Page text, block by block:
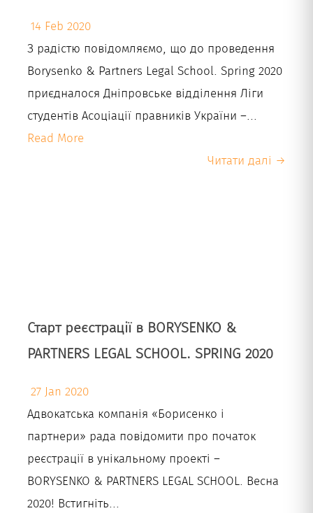
14 Feb 2020
З радістю повідомляємо, що до проведення
Borysenko & Partners Legal School. Spring 2020
приєдналося Дніпровське відділення Ліги
студентів Асоціації правників України –...
Read More
Читати далі →
Старт реєстрації в BORYSENKO &
PARTNERS LEGAL SCHOOL. SPRING 2020
27 Jan 2020
Адвокатська компанія «Борисенко і
партнери» рада повідомити про початок
реєстрації в унікальному проекті –
BORYSENKO & PARTNERS LEGAL SCHOOL. Весна
2020! Встигніть...